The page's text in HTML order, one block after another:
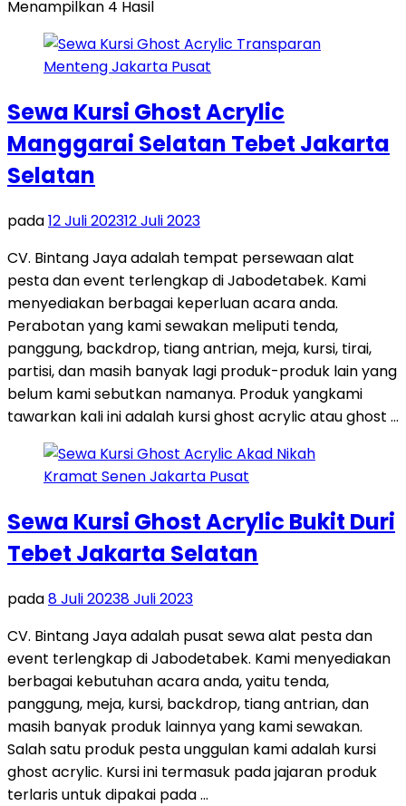
Menampilkan 4 Hasil
Sewa Kursi Ghost Acrylic
Manggarai Selatan Tebet Jakarta
Selatan
pada12 Juli 202312 Juli 2023
CV. Bintang Jaya adalah tempat persewaan alat
pesta dan event terlengkap di Jabodetabek. Kami
menyediakan berbagai keperluan acara anda.
Perabotan yang kami sewakan meliputi tenda,
panggung, backdrop, tiang antrian, meja, kursi, tirai,
partisi, dan masih banyak lagi produk-produk lain yang
belum kami sebutkan namanya. Produk yangkami
tawarkan kali ini adalah kursi ghost acrylic atau ghost …
Sewa Kursi Ghost Acrylic Bukit Duri
Tebet Jakarta Selatan
pada8 Juli 20238 Juli 2023
CV. Bintang Jaya adalah pusat sewa alat pesta dan
event terlengkap di Jabodetabek. Kami menyediakan
berbagai kebutuhan acara anda, yaitu tenda,
panggung, meja, kursi, backdrop, tiang antrian, dan
masih banyak produk lainnya yang kami sewakan.
Salah satu produk pesta unggulan kami adalah kursi
ghost acrylic. Kursi ini termasuk pada jajaran produk
terlaris untuk dipakai pada …